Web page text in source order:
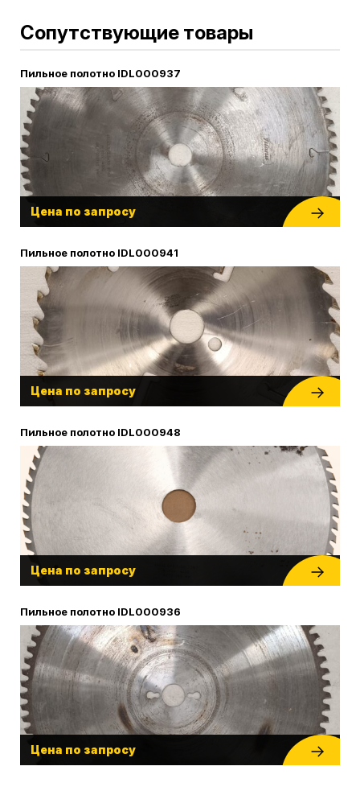
Сопутствующие товары
Пильное полотно IDL000937
Цена по запросу
Пильное полотно IDL000941
Цена по запросу
Пильное полотно IDL000948
Цена по запросу
Пильное полотно IDL000936
Цена по запросу